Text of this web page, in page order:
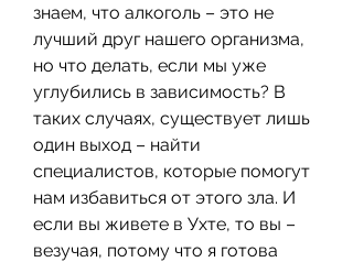
знаем, что алкоголь – это не
лучший друг нашего организма,
но что делать, если мы уже
углубились в зависимость? В
таких случаях, существует лишь
один выход – найти
специалистов, которые помогут
нам избавиться от этого зла. И
если вы живете в Ухте, то вы –
везучая, потому что я готова